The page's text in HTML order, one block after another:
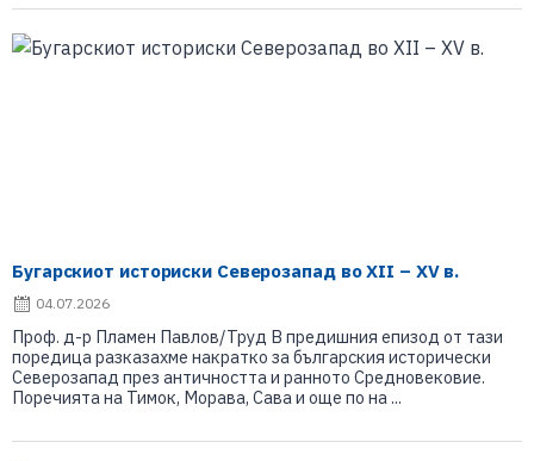
Бугарскиот историски Северозапад во XII – XV в.
04.07.2026
Проф. д-р Пламен Павлов/Труд В предишния епизод от тази
поредица разказахме накратко за българския исторически
Северозапад през античността и ранното Средновековие.
Поречията на Тимок, Морава, Сава и още по на ...